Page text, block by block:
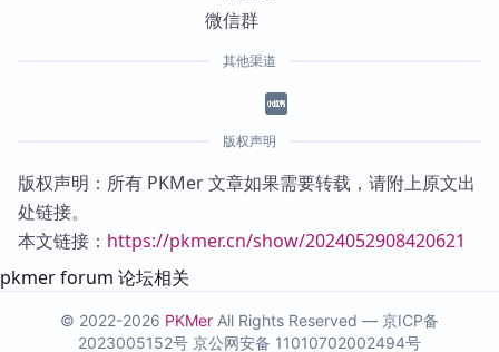
其他渠道
版权声明
版权声明：所有 PKMer 文章如果需要转载，请附上原文出
处链接。
本文链接： https://pkmer.cn/show/2024052908420621
pkmer forum 论坛相关
© 2022-2026 PKMer All Rights Reserved — 京ICP备
2023005152号 京公网安备 11010702002494号